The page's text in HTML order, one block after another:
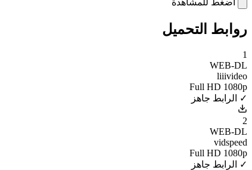
اضغط للمشاهدة
روابط التحميل
1
WEB-DL
liiivideo
Full HD 1080p
✓ الرابط جاهز
2
WEB-DL
vidspeed
Full HD 1080p
✓ الرابط جاهز